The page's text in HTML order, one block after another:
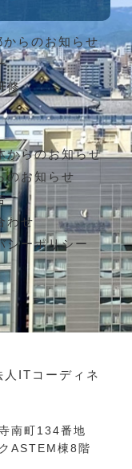
らのお知らせ
修
からのお知らせ
のお知らせ
わせ
シーポリシー
人ITコーディネ
南町134番地
ASTEM棟8階